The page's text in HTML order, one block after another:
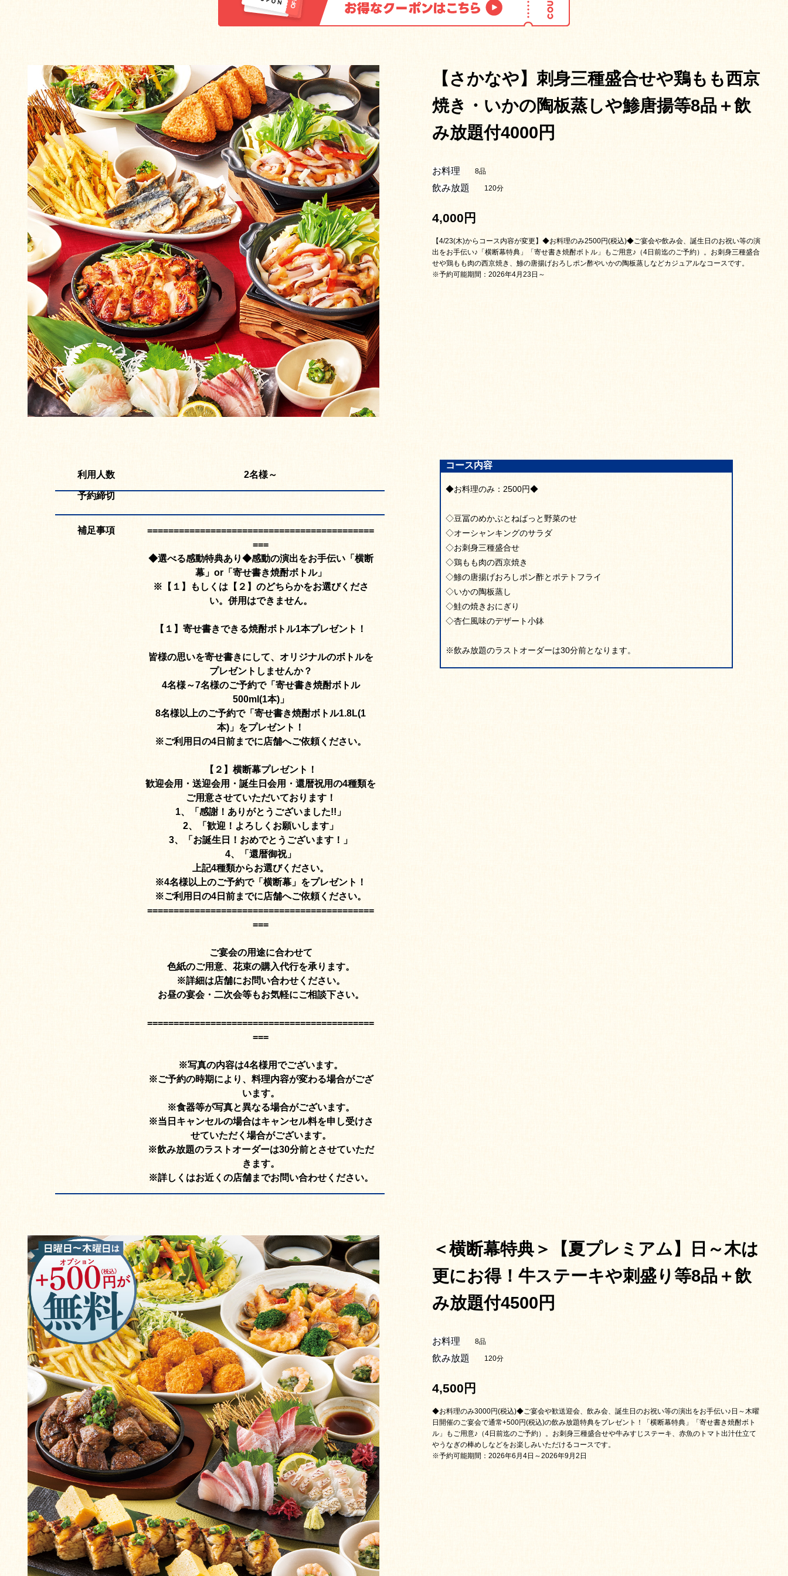
【さかなや】刺身三種盛合せや鶏もも西京
焼き・いかの陶板蒸しや鯵唐揚等8品＋飲
み放題付4000円
お料理 8品
飲み放題 120分
4,000円
【4/23(木)からコース内容が変更】◆お料理のみ2500円(税込)◆ご宴会や飲み会、誕生日のお祝い等の演
出をお手伝い♪「横断幕特典」「寄せ書き焼酎ボトル」もご用意♪（4日前迄のご予約）。お刺身三種盛合
せや鶏もも肉の西京焼き、鯵の唐揚げおろしポン酢やいかの陶板蒸しなどカジュアルなコースです。
※予約可能期間：2026年4月23日～
利用人数 2名様～
予約締切
補足事項
===========================================
===
◆選べる感動特典あり◆感動の演出をお手伝い「横断
幕」or「寄せ書き焼酎ボトル」
※【１】もしくは【２】のどちらかをお選びくださ
い。併用はできません。
【１】寄せ書きできる焼酎ボトル1本プレゼント！
皆様の思いを寄せ書きにして、オリジナルのボトルを
プレゼントしませんか？
4名様～7名様のご予約で「寄せ書き焼酎ボトル
500ml(1本)」
8名様以上のご予約で「寄せ書き焼酎ボトル1.8L(1
本)」をプレゼント！
※ご利用日の4日前までに店舗へご依頼ください。
【２】横断幕プレゼント！
歓迎会用・送迎会用・誕生日会用・還暦祝用の4種類を
ご用意させていただいております！
1、「感謝！ありがとうございました!!」
2、「歓迎！よろしくお願いします」
3、「お誕生日！おめでとうございます！」
4、「還暦御祝」
上記4種類からお選びください。
※4名様以上のご予約で「横断幕」をプレゼント！
※ご利用日の4日前までに店舗へご依頼ください。
===========================================
===
ご宴会の用途に合わせて
色紙のご用意、花束の購入代行を承ります。
※詳細は店舗にお問い合わせください。
お昼の宴会・二次会等もお気軽にご相談下さい。
===========================================
===
※写真の内容は4名様用でございます。
※ご予約の時期により、料理内容が変わる場合がござ
います。
※食器等が写真と異なる場合がございます。
※当日キャンセルの場合はキャンセル料を申し受けさ
せていただく場合がございます。
※飲み放題のラストオーダーは30分前とさせていただ
きます。
※詳しくはお近くの店舗までお問い合わせください。
コース内容
◆お料理のみ：2500円◆
◇豆冨のめかぶとねばっと野菜のせ
◇オーシャンキングのサラダ
◇お刺身三種盛合せ
◇鶏もも肉の西京焼き
◇鯵の唐揚げおろしポン酢とポテトフライ
◇いかの陶板蒸し
◇鮭の焼きおにぎり
◇杏仁風味のデザート小鉢
※飲み放題のラストオーダーは30分前となります。
＜横断幕特典＞【夏プレミアム】日～木は
更にお得！牛ステーキや刺盛り等8品＋飲
み放題付4500円
お料理 8品
飲み放題 120分
4,500円
◆お料理のみ3000円(税込)◆ご宴会や歓送迎会、飲み会、誕生日のお祝い等の演出をお手伝い♪日～木曜
日開催のご宴会で通常+500円(税込)の飲み放題特典をプレゼント！「横断幕特典」「寄せ書き焼酎ボト
ル」もご用意♪（4日前迄のご予約）。お刺身三種盛合せや牛みすじステーキ、赤魚のトマト出汁仕立て
やうなぎの棒めしなどをお楽しみいただけるコースです。
※予約可能期間：2026年6月4日～2026年9月2日